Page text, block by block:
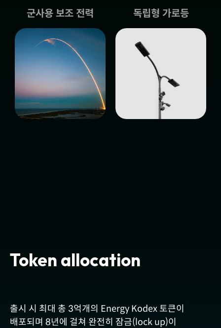
군사용 보조 전력 독립형 가로등
Token allocation
출시 시 최대 총 3억개의 Energy Kodex 토큰이
배포되며 8년에 걸쳐 완전히 잠금(lock up)이